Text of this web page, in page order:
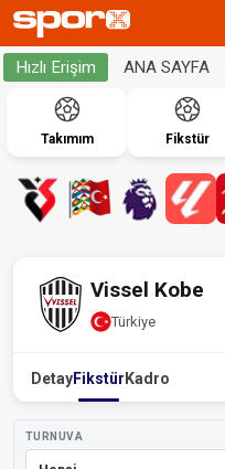
Hızlı Erişim ANA SAYFA
Takımım Fikstür
Vissel Kobe
Türkiye
DetayFikstür Kadro
TURNUVA